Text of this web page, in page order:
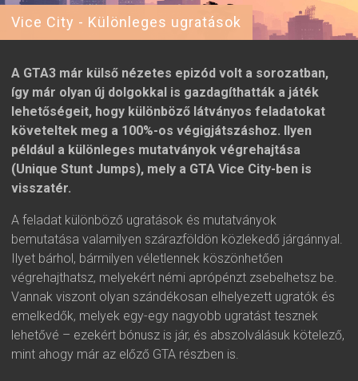
Vice City - Különleges ugratások
A GTA3 már külső nézetes epizód volt a sorozatban,
így már olyan új dolgokkal is gazdagíthatták a játék
lehetőségeit, hogy különböző látványos feladatokat
követeltek meg a 100%-os végigjátszáshoz. Ilyen
például a különleges mutatványok végrehajtása
(Unique Stunt Jumps), mely a GTA Vice City-ben is
visszatér.
A feladat különböző ugratások és mutatványok
bemutatása valamilyen szárazföldön közlekedő járgánnyal.
Ilyet bárhol, bármilyen véletlennek köszönhetően
végrehajthatsz, melyekért némi aprópénzt zsebelhetsz be.
Vannak viszont olyan szándékosan elhelyezett ugratók és
emelkedők, melyek egy-egy nagyobb ugratást tesznek
lehetővé – ezekért bónusz is jár, és abszolválásuk kötelező,
mint ahogy már az előző GTA részben is.